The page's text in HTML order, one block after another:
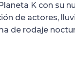
K con su
de actores,
de rodaje